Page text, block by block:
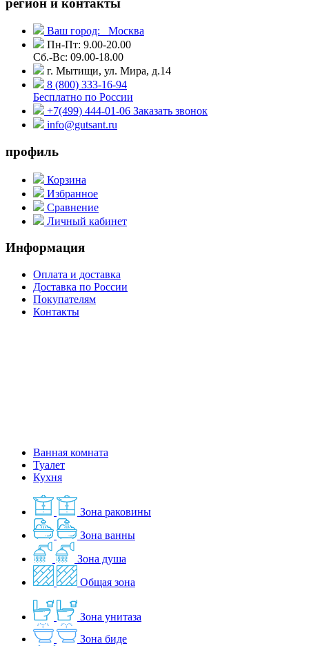
Ваш город:
Москва
Пн-Пт: 9.00-20.00
Сб.-Вс: 09.00-18.00
г. Мытищи, ул. Мира, д.14
8 (800) 333-16-94
Бесплатно по России
+7(499) 444-01-06 Заказать звонок
info@gutsant.ru
профиль
Корзина
Избранное
Сравнение
Личный кабинет
Информация
Оплата и доставка
Доставка по России
Покупателям
Контакты
Ванная комната
Туалет
Кухня
Зона раковины
Зона ванны
Зона душа
Общая зона
Зона унитаза
Зона биде